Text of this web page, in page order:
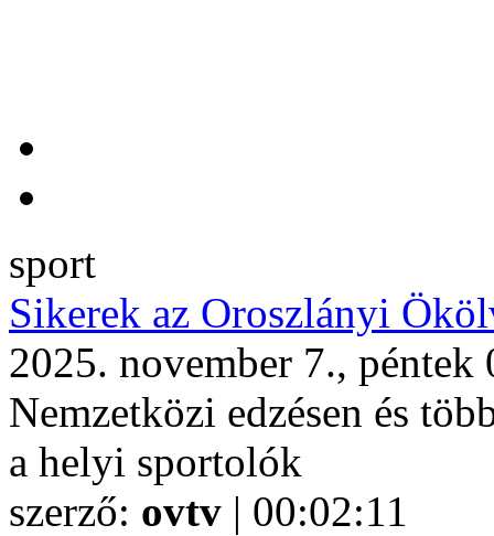
sport
Sikerek az Oroszlányi
2025. november 7., péntek
Nemzetközi edzésen és
a helyi sportolók
szerző: ovtv | 00:02:11